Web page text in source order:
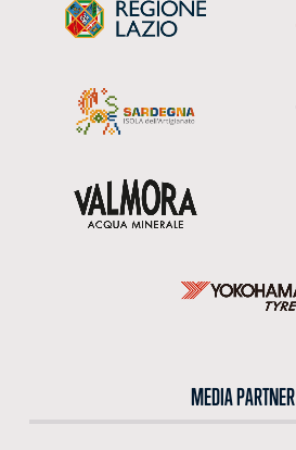
MEDIA PARTNER